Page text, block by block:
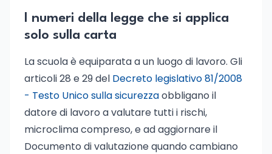
I numeri della legge che si applica
solo sulla carta
La scuola è equiparata a un luogo di lavoro. Gli
articoli 28 e 29 del Decreto legislativo 81/2008
- Testo Unico sulla sicurezzaobbligano il
datore di lavoro a valutare tutti i rischi,
microclima compreso, e ad aggiornare il
Documento di valutazione quando cambiano